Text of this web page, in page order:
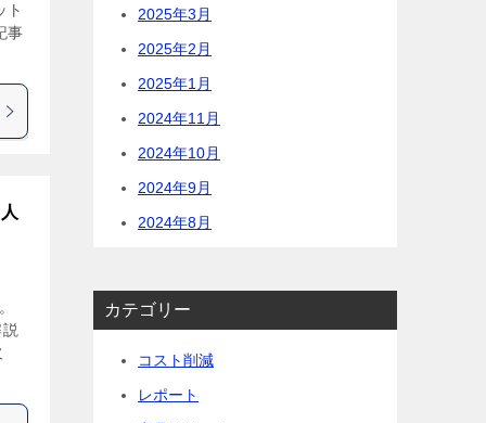
ト
事
2025年3月
2025年2月
2025年1月
2024年11月
2024年10月
2024年9月
2024年8月
カテゴリー
コスト削減
レポート